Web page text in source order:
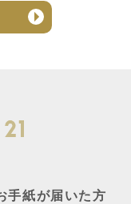
手紙が届いた方